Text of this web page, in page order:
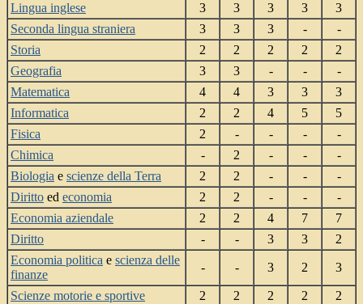
Lingua inglese
3 3 3 3
3
Seconda lingua straniera
3 3 3 -
-
Storia
2 2 2 2
2
Geografia
3 3 - -
-
Matematica
4 4 3 3
3
Informatica
2 2 4 5
5
Fisica
2 - - -
-
Chimica
- 2 - -
-
Biologia e scienze della Terra 2 2 - -
-
Diritto ed economia 2 2 - -
-
Economia aziendale
2 2 4 7
7
Diritto
- - 3 3
2
Economia politica e scienza delle
finanze
- - 3 2 3
Scienze motorie e sportive 2 2 2 2
2